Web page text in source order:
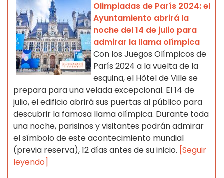
Olimpiadas de París 2024: el
Ayuntamiento abrirá la
noche del 14 de julio para
admirar la llama olímpica
Con los Juegos Olímpicos de
París 2024 a la vuelta de la
esquina, el Hôtel de Ville se
prepara para una velada excepcional. El 14 de
julio, el edificio abrirá sus puertas al público para
descubrir la famosa llama olímpica. Durante toda
una noche, parisinos y visitantes podrán admirar
el símbolo de este acontecimiento mundial
(previa reserva), 12 días antes de su inicio. [Seguir
leyendo]